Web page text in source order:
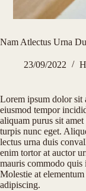
Nam Atlectus Urna
23/09/2022
Lorem ipsum dolor sit
eiusmod tempor
aliquam purus sit
turpis nunc eget.
lectus urna duis
enim tortor at auctor
mauris commodo quis
Molestie at
adipiscing.